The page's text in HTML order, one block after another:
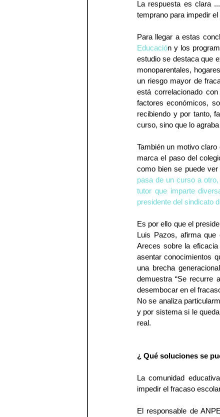
La respuesta es clara
temprano para impedir
Para llegar a estas
Educación y los
estudio se destaca que
monoparentales,
un riesgo mayor de
está correlacionado
factores económicos,
recibiendo y por tanto,
curso, sino que lo
También un motivo
marca el paso del
como bien se puede
pasa de un curso a
tutor que imparte
presidente del sindicato
Es por ello que el
Luis Pazos, afirma que
Areces sobre la
asentar conocimientos
una brecha
demuestra “Se recurre
desembocar en el
No se analiza
y por sistema si le
real.
¿ Qué soluciones se
La comunidad
impedir el fracaso
El responsable de